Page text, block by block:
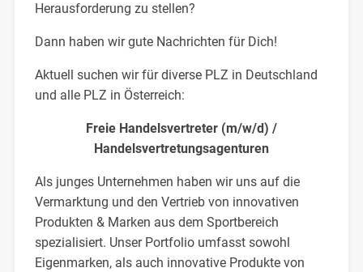
Herausforderung zu stellen?
Dann haben wir gute Nachrichten für Dich!
Aktuell suchen wir für diverse PLZ in Deutschland
und alle PLZ in Österreich:
Freie Handelsvertreter (m/w/d) /
Handelsvertretungsagenturen
Als junges Unternehmen haben wir uns auf die
Vermarktung und den Vertrieb von innovativen
Produkten & Marken aus dem Sportbereich
spezialisiert. Unser Portfolio umfasst sowohl
Eigenmarken, als auch innovative Produkte von